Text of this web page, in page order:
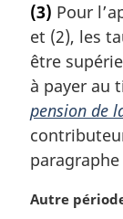
t
e
m
a
g
i
n
l
(3) Pour
et (2), les
être
à payer au
pension de
N
Autre